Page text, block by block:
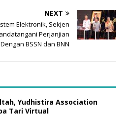
NEXT
Elektronik, Sekjen
Perjanjian
BSSN dan BNN
Yudhistira Association
Tari Virtual